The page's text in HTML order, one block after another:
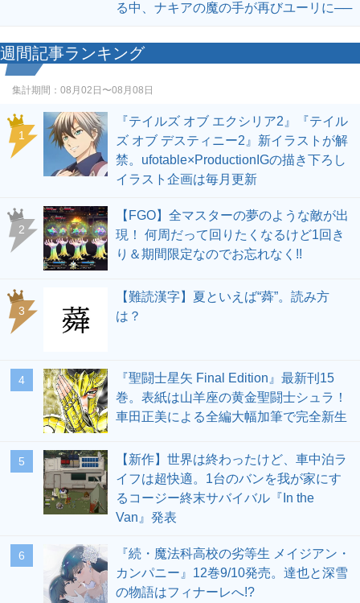
る中、ナキアの魔の手が再びユーリに──
週間記事ランキング
集計期間： 08月02日〜08月08日
1
『テイルズ オブ エクシリア2』『テイル
ズ オブ デスティニー2』新イラストが解
禁。ufotable×ProductionIGの描き下ろし
イラスト企画は毎月更新
2
【FGO】全マスターの夢のような敵が出
現！ 何周だって回りたくなるけど1回き
り＆期間限定なのでお忘れなく!!
3
【難読漢字】夏といえば“蕣”。読み方
は？
4
『聖闘士星矢 Final Edition』最新刊15
巻。表紙は山羊座の黄金聖闘士シュラ！
車田正美による全編大幅加筆で完全新生
5
【新作】世界は終わったけど、車中泊ラ
イフは超快適。1台のバンを我が家にす
るコージー終末サバイバル『In the
Van』発表
6
『続・魔法科高校の劣等生 メイジアン・
カンパニー』12巻9/10発売。達也と深雪
の物語はフィナーレへ!?